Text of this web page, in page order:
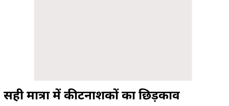
सही मात्रा में कीटनाशकों का छिड़काव